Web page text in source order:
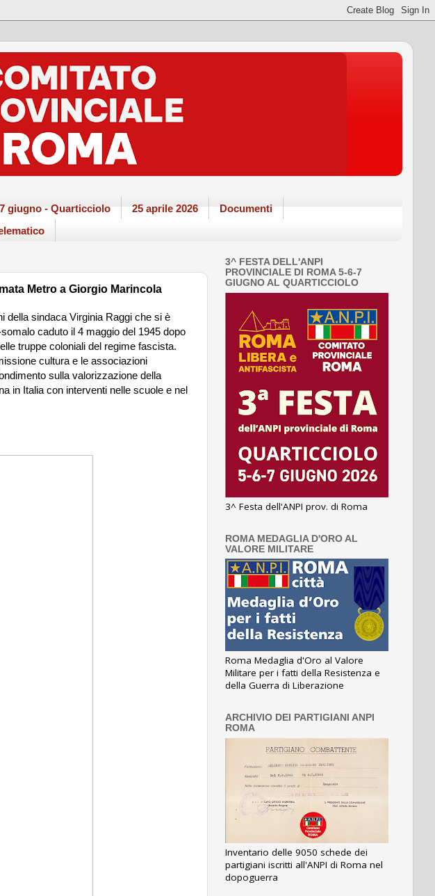
giugno - Quarticciolo 25 aprile 2026
Documenti
Metro a Giorgio Marincola
della sindaca Virginia Raggi che si è
caduto il 4 maggio del 1945 dopo
truppe coloniali del regime fascista.
cultura e le associazioni
sulla valorizzazione della
in Italia con interventi nelle scuole e nel
3^ FESTA DELL'ANPI
PROVINCIALE DI ROMA 5-6-7
GIUGNO AL QUARTICCIOLO
3^ Festa dell'ANPI prov. di Roma
ROMA MEDAGLIA D'ORO AL
VALORE MILITARE
Roma Medaglia d'Oro al Valore
Militare per i fatti della Resistenza e
della Guerra di Liberazione
ARCHIVIO DEI PARTIGIANI ANPI
ROMA
Inventario delle 9050 schede dei
partigiani iscritti all'ANPI di Roma nel
dopoguerra